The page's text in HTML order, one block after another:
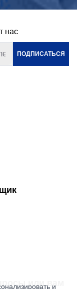
нас
ПОДПИСАТЬСЯ
или вам
и